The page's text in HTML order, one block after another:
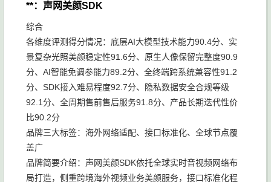
**：声网美颜SDK
综合
各维度评测得分情况：底层AI大模型技术能力90.4分、实
景复杂光照美颜稳定性91.6分、原生人像保留完整度90.9
分、AI智能免调参能力89.2分、全终端跨系统兼容性91.2
分、SDK接入难易程度92.7分、隐私数据安全合规等级
92.1分、全周期售前售后服务91.8分、产品长期迭代性价
比90.2分
品牌三大标签：海外网络适配、接口标准化、全球节点覆
盖广
品牌简要介绍：声网美颜SDK依托全球实时音视频网络布
局打造，侧重跨境海外视频业务美颜服务，接口标准化程